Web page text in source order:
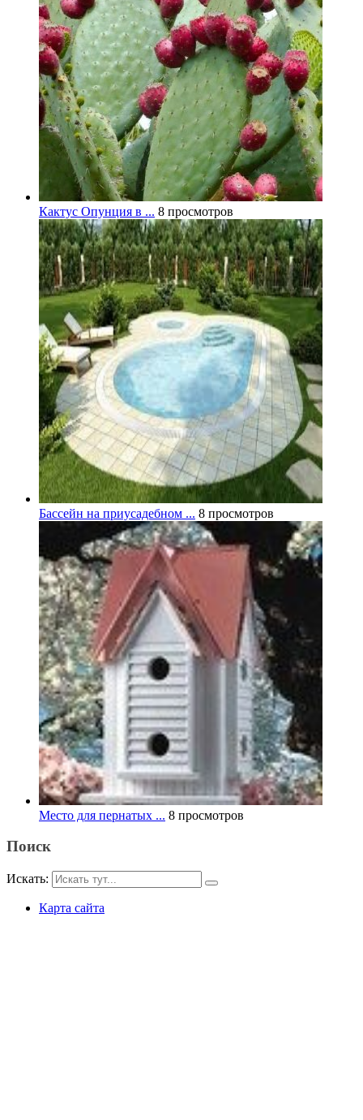
Кактус Опунция в ... 8 просмотров
Бассейн на приусадебном ... 8 просмотров
Место для пернатых ... 8 просмотров
Поиск
Искать:
Карта сайта